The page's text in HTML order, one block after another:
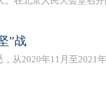
”战
2020年11月至2021